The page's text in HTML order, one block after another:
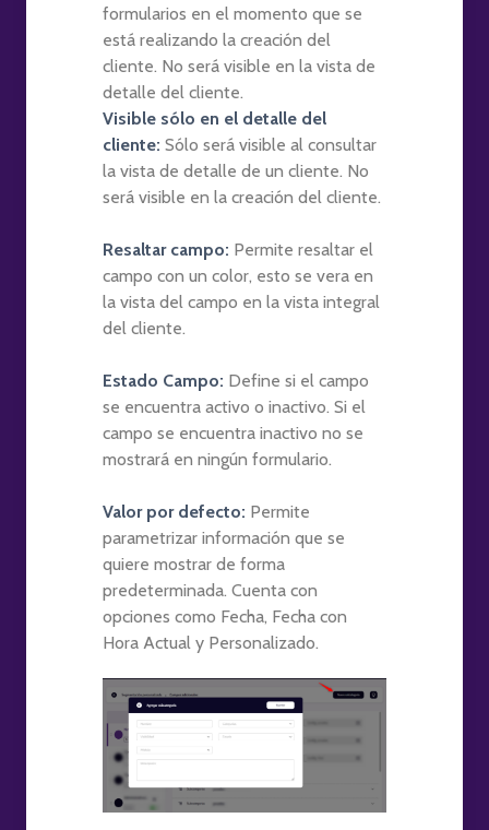
formularios en el momento que se
está realizando la creación del
cliente. No será visible en la vista de
detalle del cliente.
Visible sólo en el detalle del
cliente: Sólo será visible al consultar
la vista de detalle de un cliente. No
será visible en la creación del cliente.
Resaltar campo: Permite resaltar el
campo con un color, esto se vera en
la vista del campo en la vista integral
del cliente.
Estado Campo: Define si el campo
se encuentra activo o inactivo. Si el
campo se encuentra inactivo no se
mostrará en ningún formulario.
Valor por defecto: Permite
parametrizar información que se
quiere mostrar de forma
predeterminada. Cuenta con
opciones como Fecha, Fecha con
Hora Actual y Personalizado.